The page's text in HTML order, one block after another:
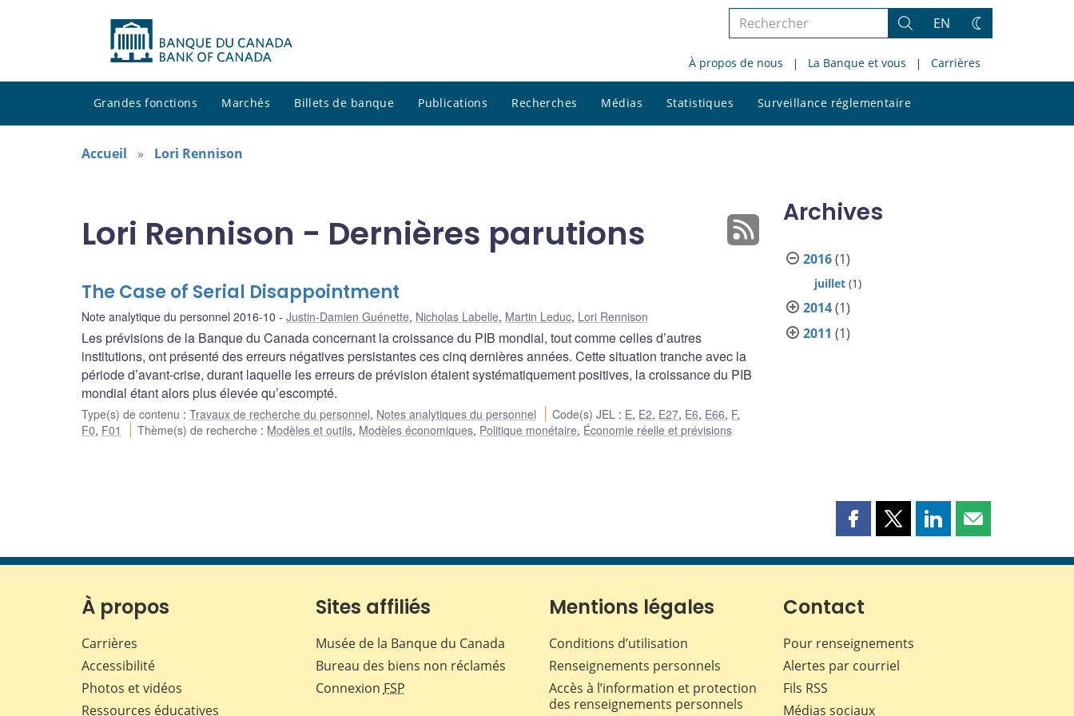
Rechercher
le
site
Rechercher
EN
Changez
thème
À propos de nous La Banque et vous Carrières
Grandes fonctions Marchés Billets de banque Publications Recherches Médias Statistiques Surveillance réglementaire
le
Accueil Lori Rennison
Lori Rennison - Dernières parutions
The Case of Serial Disappointment
Note analytique du personnel 2016-10 Justin-Damien Guénette, Nicholas Labelle, Martin Leduc, Lori Rennison
Les prévisions de la Banque du Canada concernant la croissance du PIB mondial, tout comme celles d’autres
institutions, ont présenté des erreurs négatives persistantes ces cinq dernières années. Cette situation tranche avec la
période d’avant-crise, durant laquelle les erreurs de prévision étaient systématiquement positives, la croissance du PIB
mondial étant alors plus élevée qu’escompté.
Type(s) de contenu : Travaux de recherche du personnel, Notes analytiques du personnel Code(s) JEL : E, E2, E27, E6, E66, F,
F0, F01 Thème(s) de recherche : Modèles et outils, Modèles économiques, Politique monétaire, Économie réelle et prévisions
Archives
2016(1)
juillet (1)
2014(1)
2011 (1)
Partager
page
Facebook
Partager
page
Partager
page
Partager
page
À propos
Carrières
Accessibilité
Photos et vidéos
Ressources éducatives
Sites affiliés
Musée de la Banque du Canada
Bureau des biens non réclamés
Connexion FSP
Mentions légales
Conditions d’utilisation
Renseignements personnels
Accès à l’information et protection
des renseignements personnels
Contact
Pour renseignements
Alertes par courriel
Fils RSS
Médias sociaux